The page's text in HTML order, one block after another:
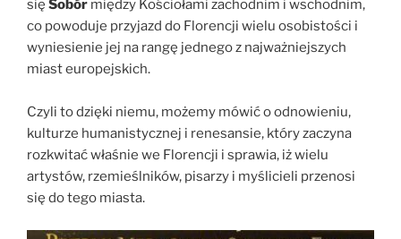
się Sobór między Kościołami zachodnim i wschodnim,
co powoduje przyjazd do Florencji wielu osobistości i
wyniesienie jej na rangę jednego z najważniejszych
miast europejskich.
Czyli to dzięki niemu, możemy mówić o odnowieniu,
kulturze humanistycznej i renesansie, który zaczyna
rozkwitać właśnie we Florencji i sprawia, iż wielu
artystów, rzemieślników, pisarzy i myślicieli przenosi
się do tego miasta.